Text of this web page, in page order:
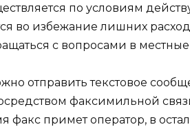
по условиям
во избежание лишних
с вопросами в
отправить текстовое
факсимильной
факс примет оператор, в